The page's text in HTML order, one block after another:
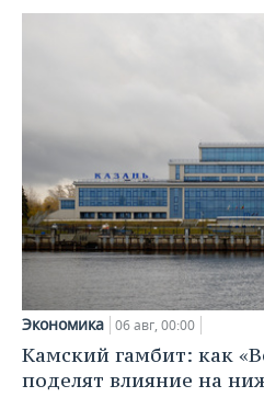
Экономика 06 авг, 00:00
Камский гамбит: как
поделят влияние на